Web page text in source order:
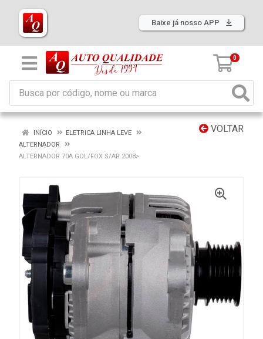
Baixe já nosso APP
0
VOLTAR
INÍCIO
ELETRICA LINHA LEVE
ALTERNADOR
ALTERNADOR 70A GOL/FOX S/AR 2008>